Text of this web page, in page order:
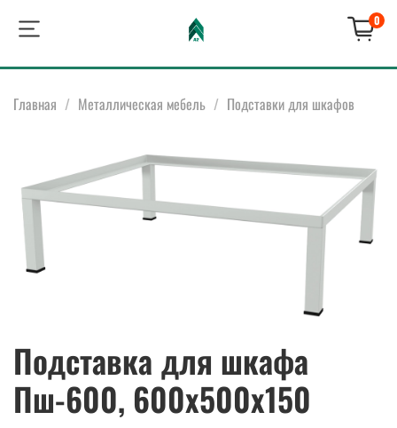
0
Главная Металлическая мебель Подставки для шкафов
Подставка для шкафа
Пш-600, 600х500х150